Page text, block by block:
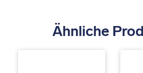
Ähnliche